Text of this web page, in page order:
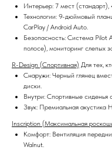
Интерьер: 7 мест
Технологии: 9-дюймовый
CarPlay / Android Auto.
Безопасность: Система Pilot
полосе), мониторинг слепых
R-Design (Спортивная) Для тех,
Снаружи: Черный глянец
диски.
Внутри: Спортивные сиденья
Звук: Премиальная акустика
Inscription (Максимальная
Комфорт: Вентиляция
Walnut.